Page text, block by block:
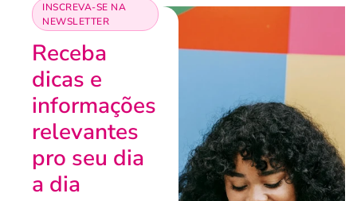
INSCREVA-SE NA
NEWSLETTER
Receba
dicas e
informações
relevantes
pro seu dia
a dia